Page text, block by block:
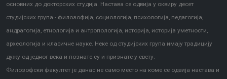
основних до докторских студија. Настава се одвија у оквиру десет
студијских група - филозофија, социологија, психологија, педагогија,
андрагогија, етнологија и антропологија, историја, историја уметности,
археологија и класичне науке. Неке од студијских група имају традицију
дужу од једног века и познате су и признате у свету.
Филозофски факултет је данас не само место на коме се одвија настава и